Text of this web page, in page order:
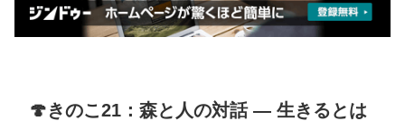
🍄きのこ21：森と人の対話 ― 生きるとは